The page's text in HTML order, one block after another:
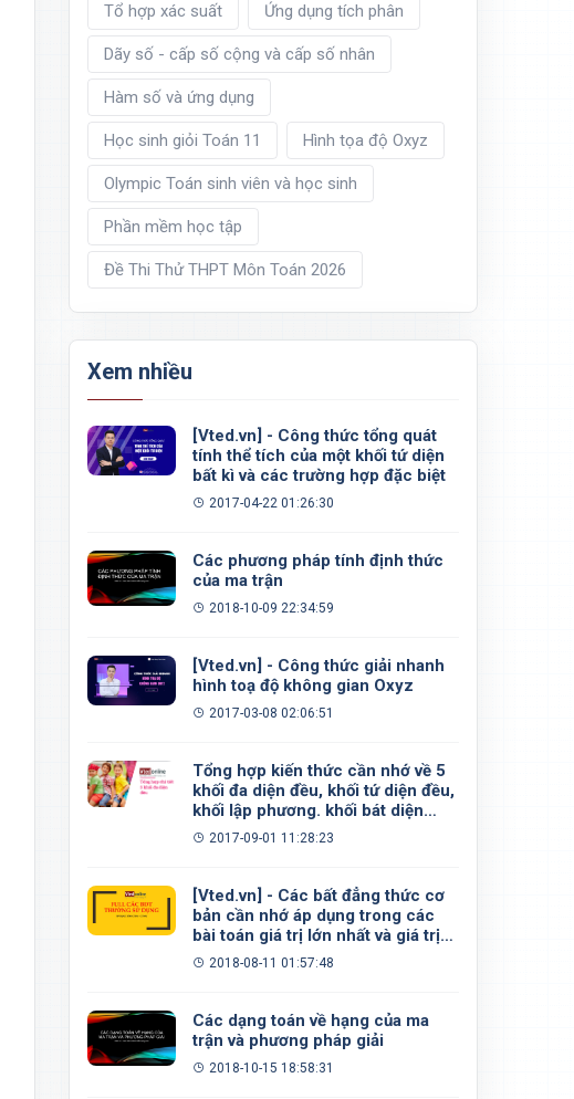
Tổ hợp xác suất Ứng dụng tích phân
Dãy số - cấp số cộng và cấp số nhân
Hàm số và ứng dụng
Học sinh giỏi Toán 11 Hình tọa độ Oxyz
Olympic Toán sinh viên và học sinh
Phần mềm học tập
Đề Thi Thử THPT Môn Toán 2026
Xem nhiều
[Vted.vn] - Công thức tổng quát
tính thể tích của một khối tứ diện
bất kì và các trường hợp đặc biệt
2017-04-22 01:26:30
Các phương pháp tính định thức
của ma trận
2018-10-09 22:34:59
[Vted.vn] - Công thức giải nhanh
hình toạ độ không gian Oxyz
2017-03-08 02:06:51
Tổng hợp kiến thức cần nhớ về 5
khối đa diện đều, khối tứ diện đều,
khối lập phương. khối bát diện
đều, khối 12 mặt đều, khối 20 mặt
2017-09-01 11:28:23
[Vted.vn] - Các bất đẳng thức cơ
bản cần nhớ áp dụng trong các
bài toán giá trị lớn nhất và giá trị
nhỏ nhất
2018-08-11 01:57:48
Các dạng toán về hạng của ma
trận và phương pháp giải
2018-10-15 18:58:31